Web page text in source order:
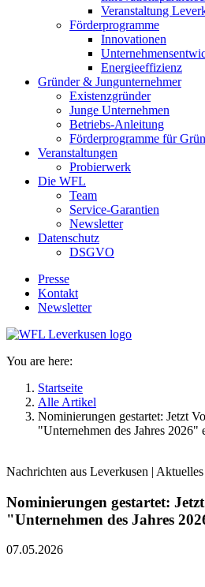
Veranstaltung
Förderprogramme
Innovationen
Energieeffizienz
Gründer & Jungunternehmer
Existenzgründer
Junge Unternehmen
Betriebs-Anleitung
Förderprogramme für
Veranstaltungen
Probierwerk
Die WFL
Team
Service-Garantien
Newsletter
Datenschutz
DSGVO
Presse
Kontakt
Newsletter
You are here:
Startseite
Alle Artikel
Nominierungen gestartet: Jetzt
"Unternehmen des Jahres 2026"
Nachrichten aus Leverkusen |
Nominierungen gestartet:
"Unternehmen des Jahres
07.05.2026